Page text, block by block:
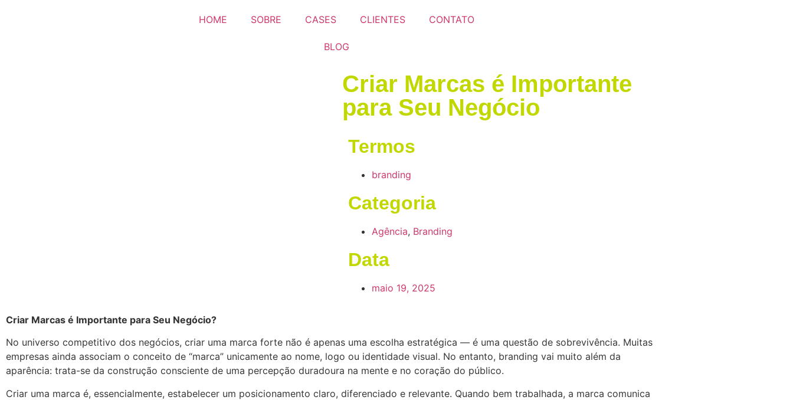
HOME SOBRE CASES CLIENTES CONTATO
BLOG
Criar Marcas é Importante
para Seu Negócio
Termos
branding
Categoria
Agência, Branding
Data
maio 19, 2025
Criar Marcas é Importante para Seu Negócio?
No universo competitivo dos negócios, criar uma marca forte não é apenas uma escolha estratégica — é uma questão de sobrevivência. Muitas
empresas ainda associam o conceito de “marca” unicamente ao nome, logo ou identidade visual. No entanto, branding vai muito além da
aparência: trata-se da construção consciente de uma percepção duradoura na mente e no coração do público.
Criar uma marca é, essencialmente, estabelecer um posicionamento claro, diferenciado e relevante. Quando bem trabalhada, a marca comunica